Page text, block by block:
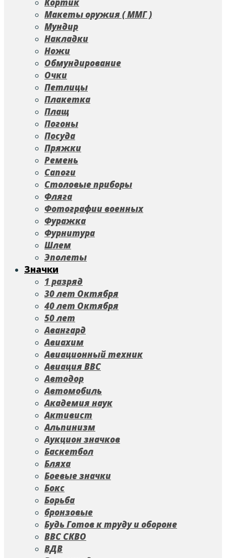
Макеты оружия ( ММГ )
Мундир
Накладки
Ножи
Обмундирование
Очки
Петлицы
Плакетка
Плащ
Погоны
Посуда
Пряжки
Ремень
Сапоги
Столовые приборы
Фляга
Фотографии военных
Фуражка
Фурнитура
Шлем
Эполеты
Значки
1 разряд
30 лет Октября
40 лет Октября
50 лет
Авангард
Авиахим
Авиационный техник
Авиация ВВС
Автодор
Автомобиль
Академия наук
Активист
Альпинизм
Аукцион значков
Баскетбол
Бляха
Боевые значки
Бокс
Борьба
бронзовые
Будь Готов к труду и обороне
ВВС СКВО
ВДВ